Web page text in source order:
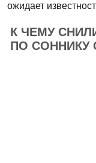
ожидает
К ЧЕМУ
ПО СОННИКУ